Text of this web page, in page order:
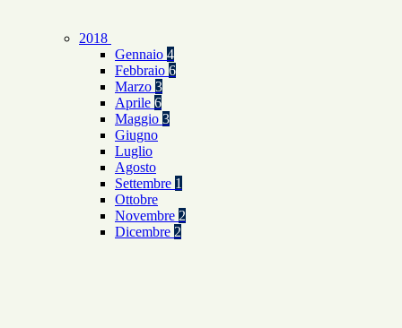
2018
Gennaio 4
Febbraio 6
Marzo 3
Aprile 6
Maggio 3
Giugno
Luglio
Agosto
Settembre 1
Ottobre
Novembre 2
Dicembre 2